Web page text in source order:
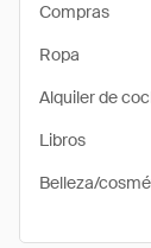
Compras
Ropa
Alquiler de
Libros
Belleza/